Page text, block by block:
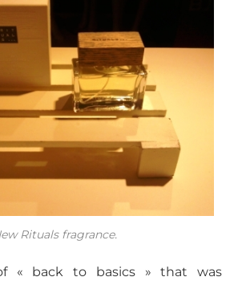
Rituals fragrance.
« back to basics » that was